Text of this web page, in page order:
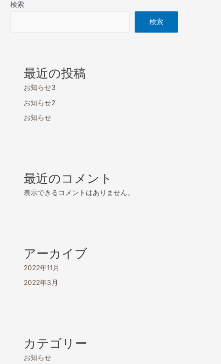
検索
検索
最近の投稿
お知らせ3
お知らせ2
お知らせ
最近のコメント
表示できるコメントはありません。
アーカイブ
2022年11月
2022年3月
カテゴリー
お知らせ